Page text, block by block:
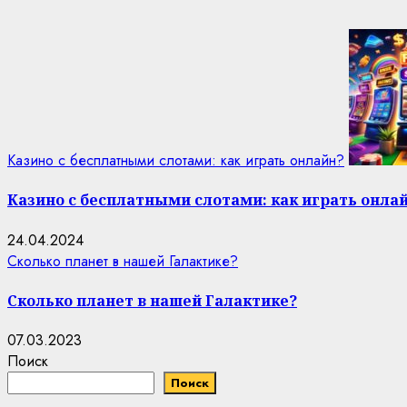
Казино с бесплатными слотами: как играть онлайн?
Казино с бесплатными слотами: как играть
24.04.2024
Сколько планет в нашей Галактике?
Сколько планет в нашей Галактике?
07.03.2023
Поиск
Поиск